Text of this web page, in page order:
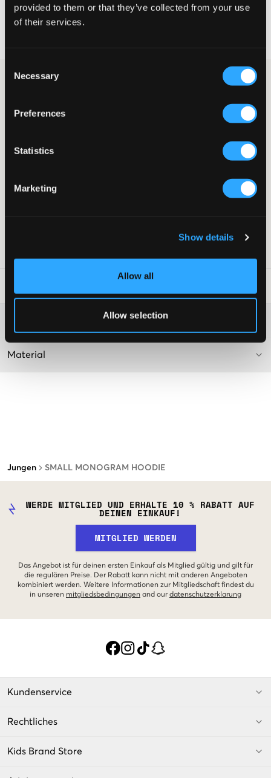
provided to them or that they’ve collected from your use
of their services.
Selection
Necessary
Preferences
Statistics
Marketing
Show details
Allow all
Allow selection
Jungen SMALL MONOGRAM HOODIE
Schnelle lieferung
Schwarzer Hoodie von Calvin Klein. Das Logo der Marke ist
Pullover hat eine Kapuze und Bündchen unten und an den
Ärmeln. Dies ist einer unserer beliebtesten Hoodies und er ist in
Kapuzen
Normale Passform
Material
WERDE MITGLIED UND ERHALTE 10 % RABATT AUF
DEINEN EINKAUF!
MITGLIED WERDEN
Das Angebot ist für deinen ersten Einkauf als Mitglied gültig und gilt für
die regulären Preise. Der Rabatt kann nicht mit anderen Angeboten
kombiniert werden. Weitere Informationen zur Mitgliedschaft findest du
in unseren mitgliedsbedingungen and our datenschutzerklarung
Kundenservice
Rechtliches
Kids Brand Store